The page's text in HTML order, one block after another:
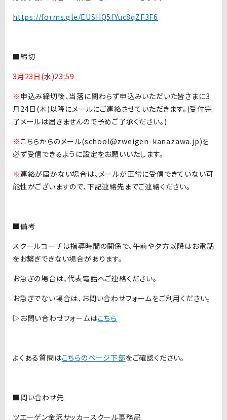
https://forms.gle/EUSHQ5fYuc8qZF3F6
■締切
3月23日(水)23:59
※ 申込み締切後、当落に関わらず申込みいただいた皆さまに3
月24日(木)以降にメールにご連絡させていただきます。(受付完
了メールは届きませんので予めご了承ください。)
※ こちらからのメール(school@zweigen-kanazawa.jp)を
必ず受信できるように設定をお願いいたします。
※連絡が届かない場合は、メールが正常に受信できていない可
能性がございますので、下記連絡先までご連絡ください。
■備考
スクールコーチは指導時間の関係で、午前や夕方以降はお電話
をお繋ぎできない場合があります。
お急ぎの場合は、代表電話へご連絡ください。
お急ぎでない場合は、お問い合わせフォームをご利⽤ください。
▷お問い合わせフォームはこちら
よくある質問はこちらのページ下部をご確認ください。
■問い合わせ先
ツエーゲン金沢サッカースクール事務局